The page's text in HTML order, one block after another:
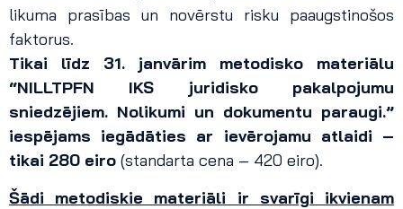
likuma prasības un novērstu risku paaugstinošos
faktorus.
Tikai līdz 31. janvārim metodisko materiālu
“NILLTPFN IKS juridisko pakalpojumu
sniedzējiem. Nolikumi un dokumentu paraugi.”
iespējams iegādāties ar ievērojamu atlaidi –
tikai 280 eiro (standarta cena – 420 eiro).
Šādi metodiskie materiāli ir svarīgi ikvienam